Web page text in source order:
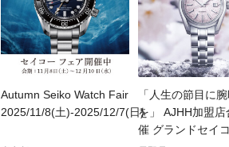
Autumn Seiko Watch Fair
2025/11/8(土)-2025/12/7(日)
「人生の節目に
を」 AJHH加盟店
催 グランドセイ